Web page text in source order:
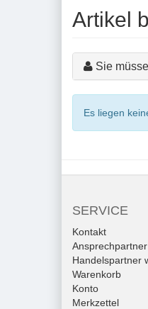
Artikel
Sie
Es liegen
SERVICE
Kontakt
Ansprechpartner
Handelspartner
Warenkorb
Konto
Merkzettel